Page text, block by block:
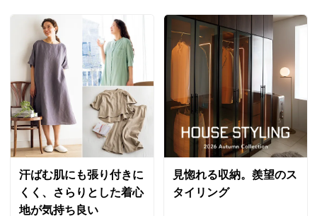
梱包サイズ
個口数…1
＜個口1＞幅14×奥行14×高さ180cm 重さ5.0kg
※大型商品につき、搬入経路のご確認をお願いします。
お部屋に入らず吊り上げをする場合、別途以下の作業代金がかか
ります。商品や個数、作業内容・設置場所等により、目安の作業
代金よりも高くなる場合があります。
＜作業代金の目安＞
手吊り 20,000円～
機械使用 38,500円～
［サイズ］
約180×180cm
神奈川県
色合いも素敵で汚れても直ぐに拭くことができとても良
かったです
－☆はクッション性がないので歩くとペタペタします
冬は寒そうです
2025/06/27
約180×220cm ウッドナチュラル
汗ばむ肌にも張り付きに
くく、さらりとした着心
地が気持ち良い
見惚れる収納。羨望のス
タイリング